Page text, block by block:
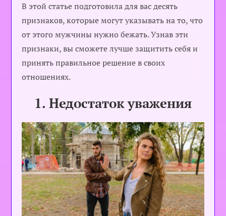
В этой статье подготовила для вас десять
признаков, которые могут указывать на то, что
от этого мужчины нужно бежать. Узнав эти
признаки, вы сможете лучше защитить себя и
принять правильное решение в своих
отношениях.
1. Недостаток уважения